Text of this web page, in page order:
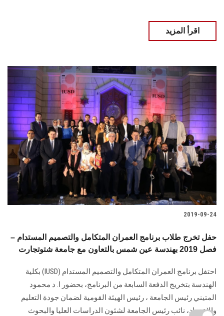
اقرأ المزيد
2019-09-24
حفل تخرج طلاب برنامج العمران المتكامل والتصميم المستدام –
فصل 2019 بهندسة عين شمس بالتعاون مع جامعة شتوتجارت
احتفل برنامج العمران المتكامل والتصميم المستدام (IUSD) بكلية
الهندسة بتخريج الدفعة السابعة من البرنامج، بحضور ا. د محمود
المتيني رئيس الجامعة ، رئيس الهيئة القومية لضمان جودة التعليم
والاعتماد، نائب رئيس الجامعة لشئون الدراسات العليا والبحوث